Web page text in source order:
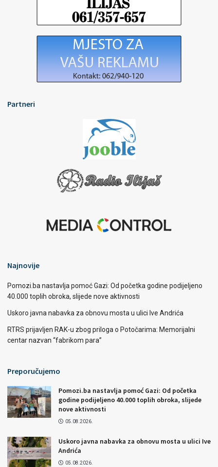
Partneri
Najnovije
Pomozi.ba nastavlja pomoć Gazi: Od početka godine podijeljeno
40.000 toplih obroka, slijede nove aktivnosti
Uskoro javna nabavka za obnovu mosta u ulici Ive Andrića
RTRS prijavljen RAK-u zbog priloga o Potočarima: Memorijalni
centar nazvan “fabrikom para”
Preporučujemo
Pomozi.ba nastavlja pomoć Gazi: Od početka
godine podijeljeno 40.000 toplih obroka, slijede
nove aktivnosti
05.08.2026.
Uskoro javna nabavka za obnovu mosta u ulici Ive
Andrića
05.08.2026.